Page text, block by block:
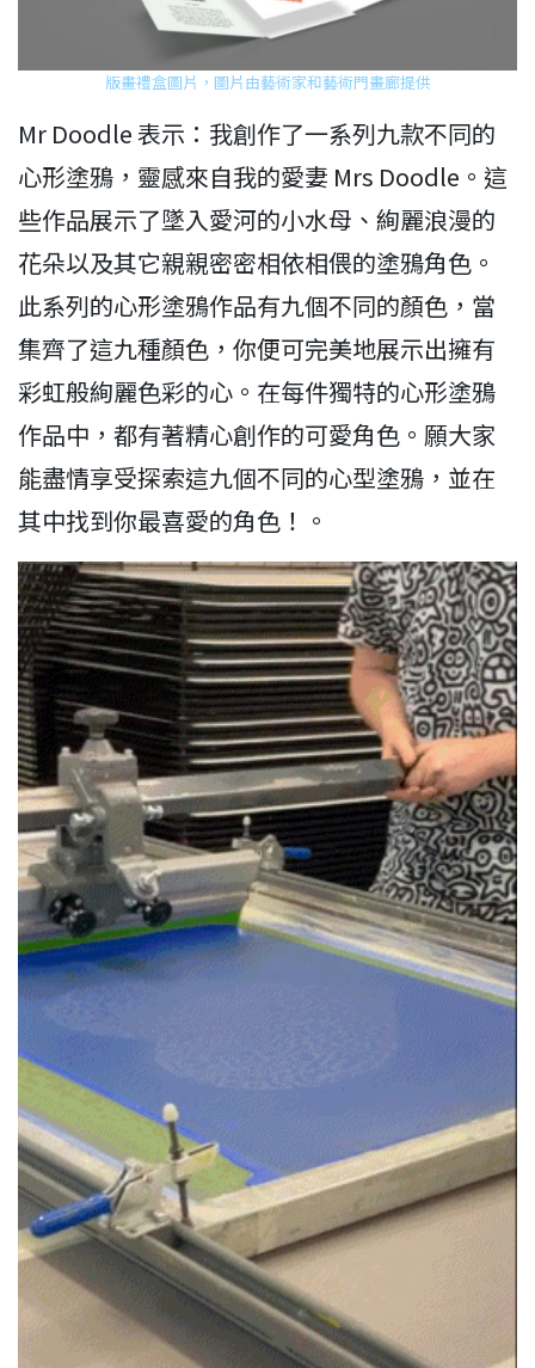
版畫禮盒圖片，圖片由藝術家和藝術門畫廊提供
Mr Doodle 表示：我創作了一系列九款不同的
心形塗鴉，靈感來自我的愛妻 Mrs Doodle。這
些作品展示了墜入愛河的小水母、絢麗浪漫的
花朵以及其它親親密密相依相偎的塗鴉角色。
此系列的心形塗鴉作品有九個不同的顏色，當
集齊了這九種顏色，你便可完美地展示出擁有
彩虹般絢麗色彩的心。在每件獨特的心形塗鴉
作品中，都有著精心創作的可愛角色。願大家
能盡情享受探索這九個不同的心型塗鴉，並在
其中找到你最喜愛的角色！。